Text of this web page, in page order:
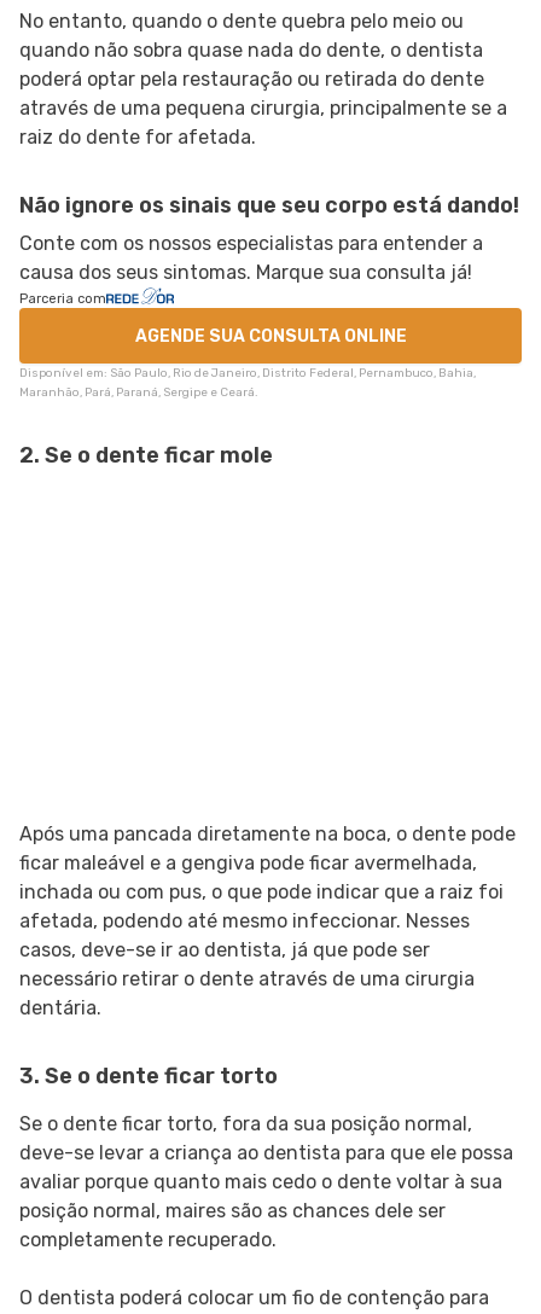
No entanto, quando o dente quebra pelo meio ou
quando não sobra quase nada do dente, o dentista
poderá optar pela restauração ou retirada do dente
através de uma pequena cirurgia, principalmente se a
raiz do dente for afetada.
Não ignore os sinais que seu corpo está dando!
Conte com os nossos especialistas para entender a
causa dos seus sintomas. Marque sua consulta já!
Parceria com
AGENDE SUA CONSULTA ONLINE
Disponível em: São Paulo, Rio de Janeiro, Distrito Federal, Pernambuco, Bahia,
Maranhão, Pará, Paraná, Sergipe e Ceará.
2. Se o dente ficar mole
Após uma pancada diretamente na boca, o dente pode
ficar maleável e a gengiva pode ficar avermelhada,
inchada ou com pus, o que pode indicar que a raiz foi
afetada, podendo até mesmo infeccionar. Nesses
casos, deve-se ir ao dentista, já que pode ser
necessário retirar o dente através de uma cirurgia
dentária.
3. Se o dente ficar torto
Se o dente ficar torto, fora da sua posição normal,
deve-se levar a criança ao dentista para que ele possa
avaliar porque quanto mais cedo o dente voltar à sua
posição normal, maires são as chances dele ser
completamente recuperado.
O dentista poderá colocar um fio de contenção para